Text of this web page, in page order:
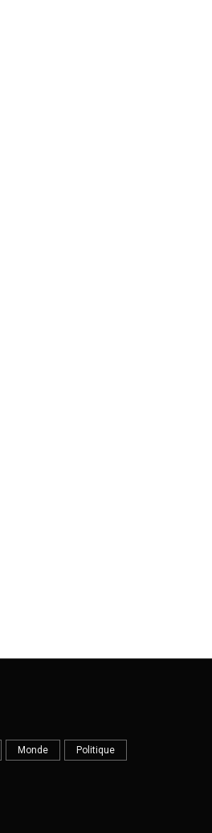
Monde Politique